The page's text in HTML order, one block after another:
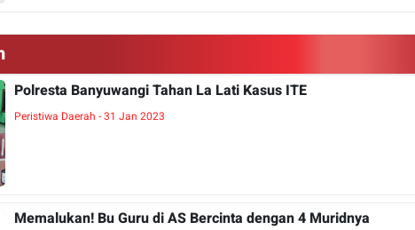
Polresta Banyuwangi Tahan La Lati Kasus ITE
Peristiwa Daerah - 31 Jan 2023
Memalukan! Bu Guru di AS Bercinta dengan 4 Muridnya